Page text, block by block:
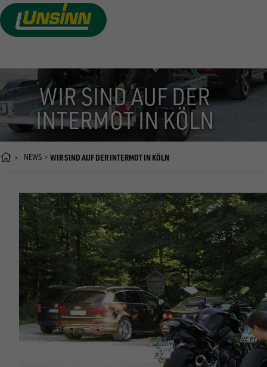
Direkt
zum
Inhalt
WIR SIND AUF DER
INTERMOT IN KÖLN
NEWS WIR SIND AUF DER INTERMOT IN KÖLN